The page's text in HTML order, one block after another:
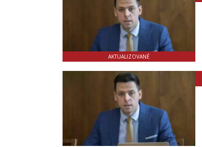
AKTUALIZOVANÉ